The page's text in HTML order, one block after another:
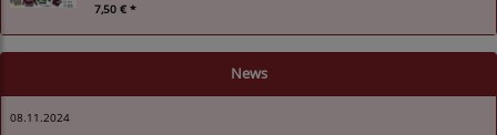
7,50 € *
News
08.11.2024